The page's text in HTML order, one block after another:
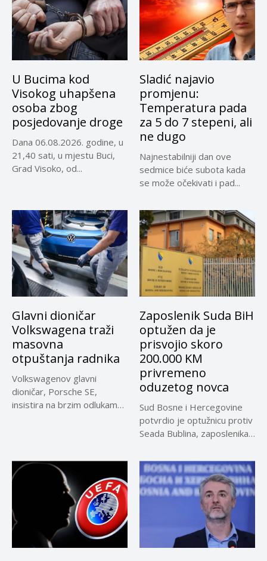
U Bucima kod
Visokog uhapšena
osoba zbog
posjedovanje droge
Dana 06.08.2026. godine, u
21,40 sati, u mjestu Buci,
Grad Visoko, od...
Sladić najavio
promjenu:
Temperatura pada
za 5 do 7 stepeni, ali
ne dugo
Najnestabilniji dan ove
sedmice biće subota kada
se može očekivati i pad...
Glavni dioničar
Volkswagena traži
masovna
otpuštanja radnika
Volkswagenov glavni
dioničar, Porsche SE,
insistira na brzim odlukama
Zaposlenik Suda BiH
optužen da je
prisvojio skoro
200.000 KM
privremeno
oduzetog novca
Sud Bosne i Hercegovine
potvrdio je optužnicu protiv
Seada Bublina, zaposlenika